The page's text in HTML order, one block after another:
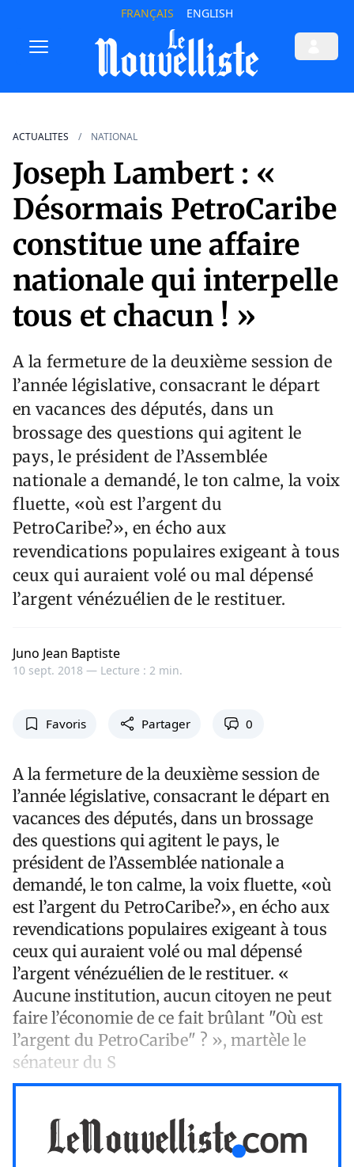
FRANÇAIS ENGLISH
ACTUALITES NATIONAL
Joseph Lambert : «
Désormais PetroCaribe
constitue une affaire
nationale qui interpelle
tous et chacun ! »
A la fermeture de la deuxième session de
l’année législative, consacrant le départ
en vacances des députés, dans un
brossage des questions qui agitent le
pays, le président de l’Assemblée
nationale a demandé, le ton calme, la voix
fluette, «où est l’argent du
PetroCaribe?», en écho aux
revendications populaires exigeant à tous
ceux qui auraient volé ou mal dépensé
l’argent vénézuélien de le restituer.
Juno Jean Baptiste
10 sept. 2018 — Lecture : 2 min.
Favoris Partager 0
A la fermeture de la deuxième session de
l’année législative, consacrant le départ en
vacances des députés, dans un brossage
des questions qui agitent le pays, le
président de l’Assemblée nationale a
demandé, le ton calme, la voix fluette, «où
est l’argent du PetroCaribe?», en écho aux
revendications populaires exigeant à tous
ceux qui auraient volé ou mal dépensé
l’argent vénézuélien de le restituer. «
Aucune institution, aucun citoyen ne peut
faire l’économie de ce fait brûlant "Où est
l’argent du PetroCaribe" ? », martèle le
sénateur du S